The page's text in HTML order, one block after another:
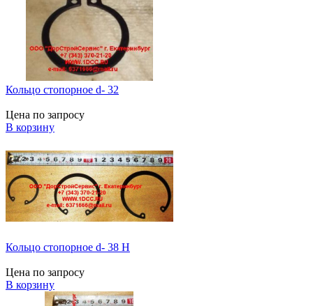
Кольцо стопорное d- 32
Цена по запросу
В корзину
Кольцо стопорное d- 38 H
Цена по запросу
В корзину